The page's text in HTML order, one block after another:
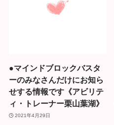
●マインドブロックバスタ
ーのみなさんだけにお知ら
せする情報です《アビリテ
ィ・トレーナー栗山葉湖》
2021年4月29日